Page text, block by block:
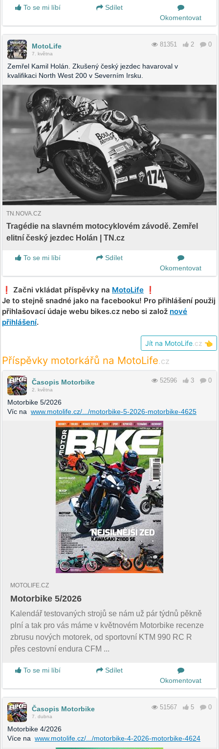
To se mi líbí
Sdílet
Okomentovat
MotoLife
7. května
81351 2 0
Zemřel Kamil Holán. Zkušený český jezdec havaroval v
kvalifikaci North West 200 v Severním Irsku.
TN.NOVA.CZ
Tragédie na slavném motocyklovém závodě. Zemřel
elitní český jezdec Holán | TN.cz
To se mi líbí
Sdílet
Okomentovat
❗️ Začni vkládat příspěvky na MotoLife ❗️
Je to stejně snadné jako na facebooku! Pro přihlášení použij
přihlašovací údaje webu bikes.cz nebo si založ nové
přihlášení.
Jít na MotoLife .cz 👈
Příspěvky motorkářů na MotoLife.cz
Časopis Motorbike
2. května
52596 3 0
Motorbike 5/2026
Víc na www.motolife.cz/.../motorbike-5-2026-motorbike-4625
MOTOLIFE.CZ
Motorbike 5/2026
Kalendář testovaných strojů se nám už pár týdnů pěkně
plní a tak pro vás máme v květnovém Motorbike recenze
zbrusu nových motorek, od sportovní KTM 990 RC R
přes cestovní endura CFM ...
To se mi líbí
Sdílet
Okomentovat
Časopis Motorbike
7. dubna
51567 5 0
Motorbike 4/2026
Více na www.motolife.cz/.../motorbike-4-2026-motorbike-4624